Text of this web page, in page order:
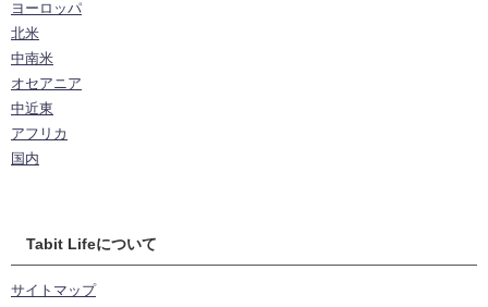
ヨーロッパ
北米
中南米
オセアニア
中近東
アフリカ
国内
Tabit Lifeについて
サイトマップ